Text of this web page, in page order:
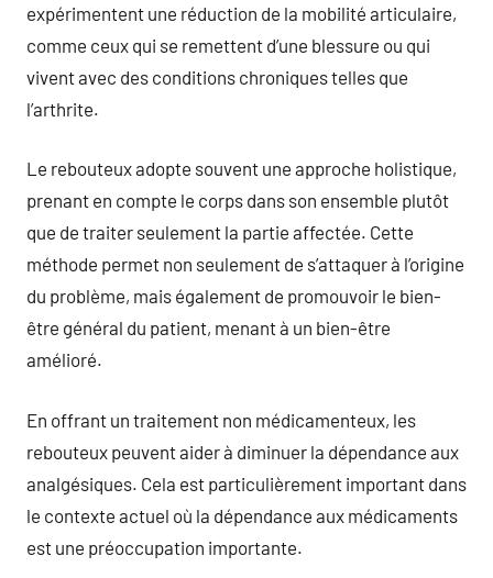
expérimentent une réduction de la mobilité articulaire,
comme ceux qui se remettent d’une blessure ou qui
vivent avec des conditions chroniques telles que
l’arthrite.
Le rebouteux adopte souvent une approche holistique,
prenant en compte le corps dans son ensemble plutôt
que de traiter seulement la partie affectée. Cette
méthode permet non seulement de s’attaquer à l’origine
du problème, mais également de promouvoir le bien-
être général du patient, menant à un bien-être
amélioré.
En offrant un traitement non médicamenteux, les
rebouteux peuvent aider à diminuer la dépendance aux
analgésiques. Cela est particulièrement important dans
le contexte actuel où la dépendance aux médicaments
est une préoccupation importante.